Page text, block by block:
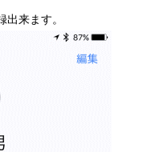
出来ます。